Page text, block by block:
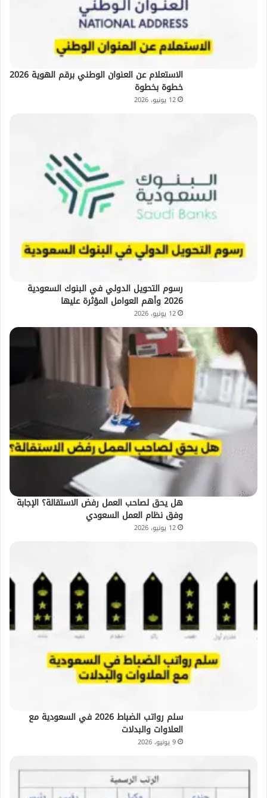
الاستعلام عن العنوان الوطني برقم الهوية 2026
خطوة بخطوة
12 يونيو، 2026
رسوم التحويل الدولي في البنوك السعودية
2026 وأهم العوامل المؤثرة عليها
12 يونيو، 2026
هل يحق لصاحب العمل رفض الاستقالة؟ الإجابة
وفق نظام العمل السعودي
12 يونيو، 2026
سلم رواتب الضباط 2026 في السعودية مع
العلاوات والبدلات
9 يونيو، 2026